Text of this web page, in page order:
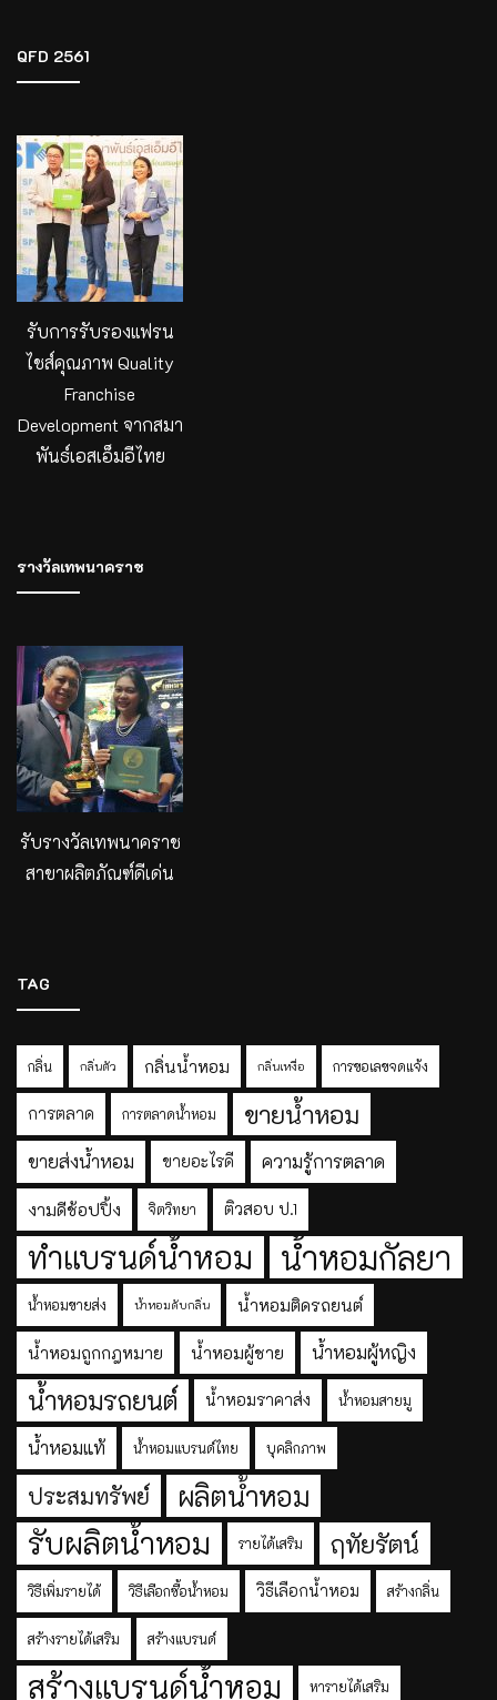
QFD 2561
รับการรับรองแฟรน
ไชส์คุณภาพ Quality
Franchise
Development จากสมา
พันธ์เอสเอ็มอีไทย
รางวัลเทพนาคราช
รับรางวัลเทพนาคราช
สาขาผลิตภัณฑ์ดีเด่น
TAG
กลิ่น กลิ่นตัว กลิ่นน้ำหอม กลิ่นเหงื่อ การขอเลขจดแจ้ง
การตลาด การตลาดน้ำหอม ขายน้ำหอม
ขายส่งน้ำหอม ขายอะไรดี ความรู้การตลาด
งามดีช้อปปิ้ง จิตวิทยา ติวสอบ ป.1
ทำแบรนด์น้ำหอม น้ำหอมกัลยา
น้ำหอมขายส่ง น้ำหอมดับกลิ่น น้ำหอมติดรถยนต์
น้ำหอมถูกกฎหมาย น้ำหอมผู้ชาย น้ำหอมผู้หญิง
น้ำหอมรถยนต์ น้ำหอมราคาส่ง น้ำหอมสายมู
น้ำหอมแท้ น้ำหอมแบรนด์ไทย บุคลิกภาพ
ประสมทรัพย์ ผลิตน้ำหอม
รับผลิตน้ำหอม รายได้เสริม ฤทัยรัตน์
วิธีเพิ่มรายได้ วิธีเลือกซื้อน้ำหอม วิธีเลือกน้ำหอม สร้างกลิ่น
สร้างรายได้เสริม สร้างแบรนด์
สร้างแบรนด์น้ำหอม หารายได้เสริม